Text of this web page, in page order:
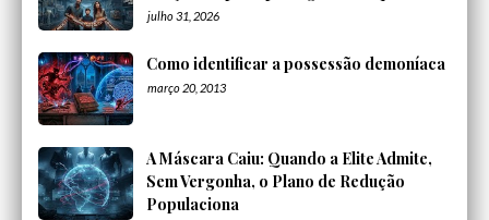
julho 31, 2026
Como identificar a possessão demoníaca
março 20, 2013
A Máscara Caiu: Quando a Elite Admite,
Sem Vergonha, o Plano de Redução
Populaciona